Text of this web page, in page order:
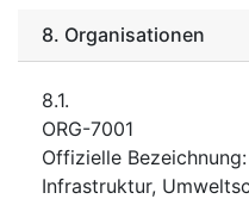
8. Organisationen
8.1.
ORG-7001
Offizielle Bezeichnung:
Infrastruktur,